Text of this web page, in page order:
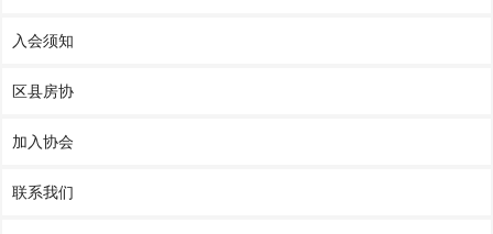
入会须知
区县房协
加入协会
联系我们